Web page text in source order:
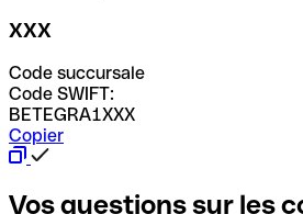
XXX
Code succursale
Code SWIFT:
BETEGRA1XXX
Copier
Vos questions sur les